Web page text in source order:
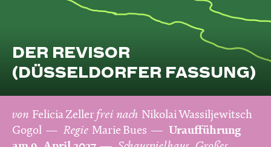
DER REVISOR
(DÜSSELDORFER FASSUNG)
von Felicia Zellerfrei nach Nikolai Wassiljewitsch
Gogol
Regie Marie Bues
Uraufführung